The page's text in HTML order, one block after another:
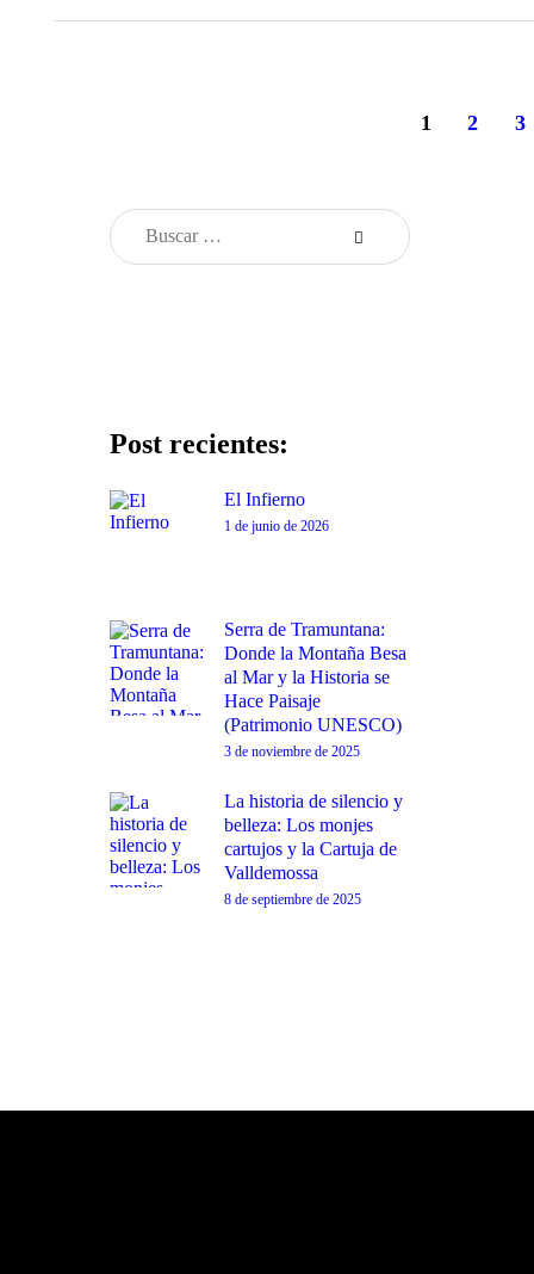
1 2 3
Post recientes:
El Infierno
1 de junio de 2026
Serra de Tramuntana:
Donde la Montaña Besa
al Mar y la Historia se
Hace Paisaje
(Patrimonio UNESCO)
3 de noviembre de 2025
La historia de silencio y
belleza: Los monjes
cartujos y la Cartuja de
Valldemossa
8 de septiembre de 2025